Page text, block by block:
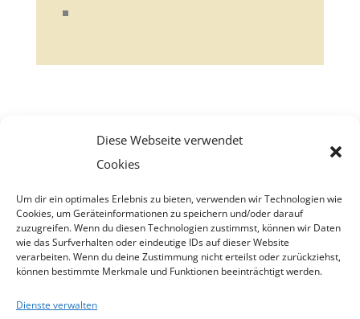
Diese Webseite verwendet
Cookies
Um dir ein optimales Erlebnis zu bieten, verwenden wir Technologien wie
Cookies, um Geräteinformationen zu speichern und/oder darauf
zuzugreifen. Wenn du diesen Technologien zustimmst, können wir Daten
wie das Surfverhalten oder eindeutige IDs auf dieser Website
verarbeiten. Wenn du deine Zustimmung nicht erteilst oder zurückziehst,
können bestimmte Merkmale und Funktionen beeinträchtigt werden.
Dienste verwalten
Zimmer buchen